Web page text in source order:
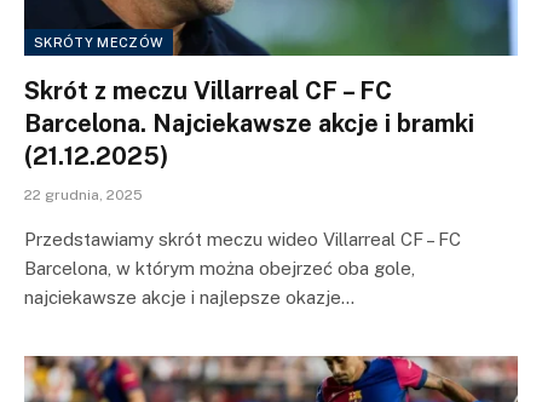
SKRÓTY MECZÓW
Skrót z meczu Villarreal CF – FC
Barcelona. Najciekawsze akcje i bramki
(21.12.2025)
22 grudnia, 2025
Przedstawiamy skrót meczu wideo Villarreal CF – FC
Barcelona, w którym można obejrzeć oba gole,
najciekawsze akcje i najlepsze okazje…